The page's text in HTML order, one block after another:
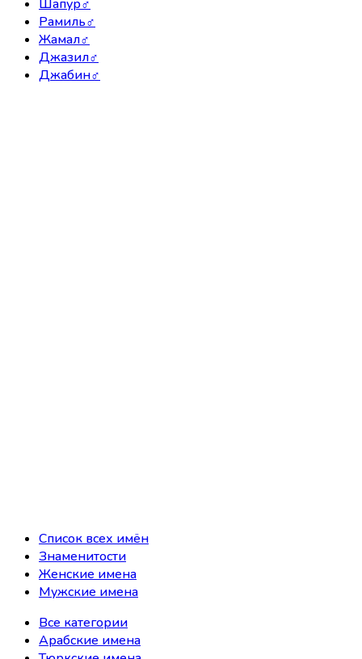
Шапур♂
Рамиль♂
Жамал♂
Джазил♂
Джабин♂
Список всех имён
Знаменитости
Женские имена
Мужские имена
Все категории
Арабские имена